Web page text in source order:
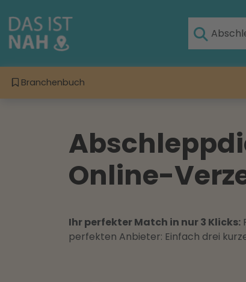
Branchenbuch
Online-
Ihr perfekter Match in nur 3 Klicks:
perfekten Anbieter: Einfach drei